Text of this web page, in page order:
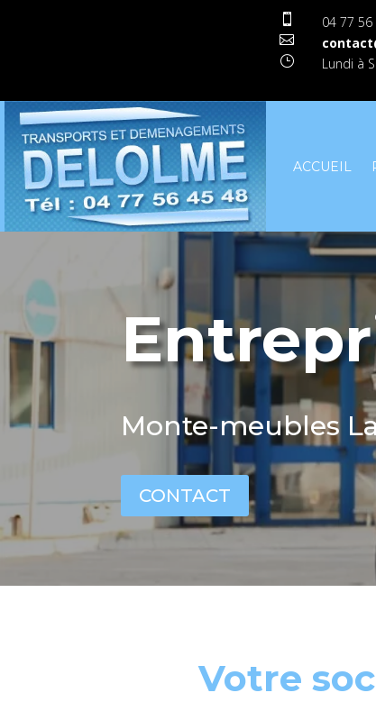
 04 77

} Lundi à
ACCUEIL
Monte-meubles
CONTACT
Votre